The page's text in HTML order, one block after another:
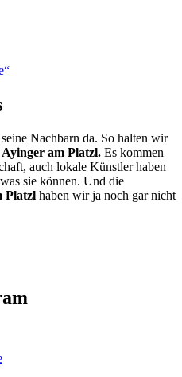
Nachbarn da. So halten wir
am Platzl. Es kommen
auch lokale Künstler haben
sie können. Und die
Platzl haben wir ja noch gar nicht